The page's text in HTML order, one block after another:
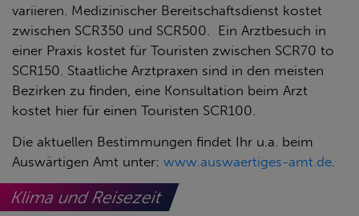
variieren. Medizinischer Bereitschaftsdienst kostet
zwischen SCR350 und SCR500. Ein Arztbesuch in
einer Praxis kostet für Touristen zwischen SCR70 to
SCR150. Staatliche Arztpraxen sind in den meisten
Bezirken zu finden, eine Konsultation beim Arzt
kostet hier für einen Touristen SCR100.
Die aktuellen Bestimmungen findet Ihr u.a. beim
Auswärtigen Amt unter: www.auswaertiges-amt.de.
Klima und Reisezeit